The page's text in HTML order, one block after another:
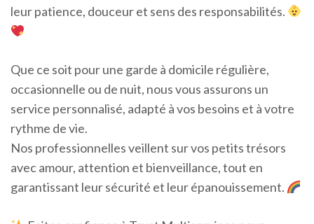
leur patience, douceur et sens des responsabilités.
Que ce soit pour une garde à domicile régulière,
occasionnelle ou de nuit, nous vous assurons un
service personnalisé, adapté à vos besoins et à votre
rythme de vie.
Nos professionnelles veillent sur vos petits trésors
avec amour, attention et bienveillance, tout en
garantissant leur sécurité et leur épanouissement.